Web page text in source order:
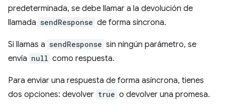
predeterminada, se debe llamar a la devolución de
llamada sendResponse de forma síncrona.
Si llamas a sendResponse sin ningún parámetro, se
envía null como respuesta.
Para enviar una respuesta de forma asíncrona, tienes
dos opciones: devolver true o devolver una promesa.